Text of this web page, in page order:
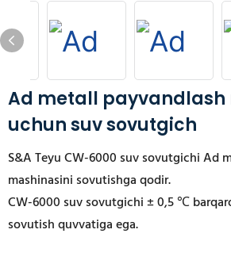
Ad metall payvandlash
uchun suv sovutgich
S&A Teyu CW-6000 suv sovutgichi Ad
mashinasini sovutishga qodir.
CW-6000 suv sovutgichi ± 0,5 ℃
sovutish quvvatiga ega.